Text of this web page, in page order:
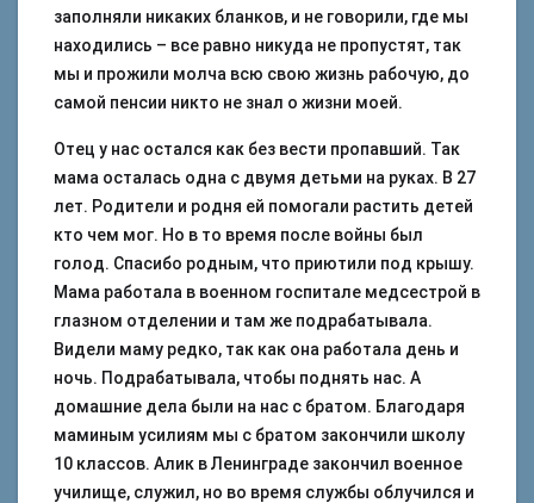
заполняли никаких бланков, и не говорили, где мы
находились – все равно никуда не пропустят, так
мы и прожили молча всю свою жизнь рабочую, до
самой пенсии никто не знал о жизни моей.
Отец у нас остался как без вести пропавший. Так
мама осталась одна с двумя детьми на руках. В 27
лет. Родители и родня ей помогали растить детей
кто чем мог. Но в то время после войны был
голод. Спасибо родным, что приютили под крышу.
Мама работала в военном госпитале медсестрой в
глазном отделении и там же подрабатывала.
Видели маму редко, так как она работала день и
ночь. Подрабатывала, чтобы поднять нас. А
домашние дела были на нас с братом. Благодаря
маминым усилиям мы с братом закончили школу
10 классов. Алик в Ленинграде закончил военное
училище, служил, но во время службы облучился и